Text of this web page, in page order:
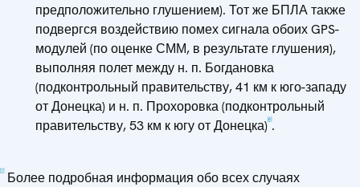
предположительно глушением). Тот же БПЛА также
подвергся воздействию помех сигнала обоих GPS-
модулей (по оценке СММ, в результате глушения),
выполняя полет между н. п. Богдановка
(подконтрольный правительству, 41 км к юго-западу
от Донецка) и н. п. Прохоровка (подконтрольный
правительству, 53 км к югу от Донецка)[6].
[1]Более подробная информация обо всех случаях